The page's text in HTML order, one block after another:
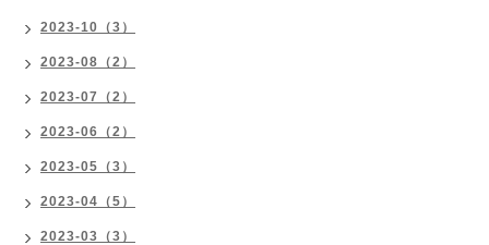
2023-10（3）
2023-08（2）
2023-07（2）
2023-06（2）
2023-05（3）
2023-04（5）
2023-03（3）